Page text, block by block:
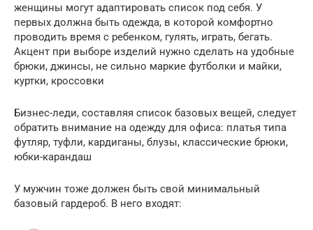
женщины могут адаптировать список под себя. У
первых должна быть одежда, в которой комфортно
проводить время с ребенком, гулять, играть, бегать.
Акцент при выборе изделий нужно сделать на удобные
брюки, джинсы, не сильно маркие футболки и майки,
куртки, кроссовки
Бизнес-леди, составляя список базовых вещей, следует
обратить внимание на одежду для офиса: платья типа
футляр, туфли, кардиганы, блузы, классические брюки,
юбки-карандаш
У мужчин тоже должен быть свой минимальный
базовый гардероб. В него входят: